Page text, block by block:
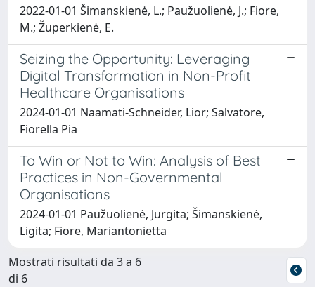
2022-01-01 Šimanskienė, L.; Paužuolienė, J.; Fiore,
M.; Župerkienė, E.
Seizing the Opportunity: Leveraging
Digital Transformation in Non-Profit
Healthcare Organisations
2024-01-01 Naamati-Schneider, Lior; Salvatore,
Fiorella Pia
To Win or Not to Win: Analysis of Best
Practices in Non-Governmental
Organisations
2024-01-01 Paužuolienė, Jurgita; Šimanskienė,
Ligita; Fiore, Mariantonietta
Mostrati risultati da 3 a 6
di 6